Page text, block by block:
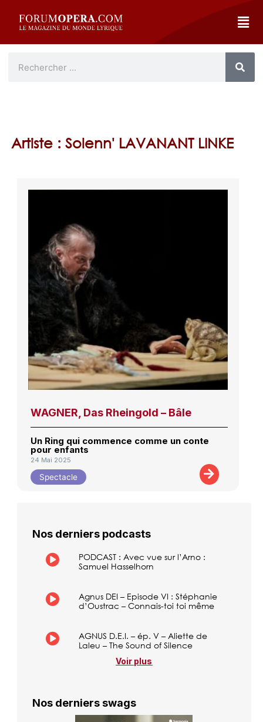
Artiste : Solenn' LAVANANT LINKE
WAGNER, Das Rheingold – Bâle
Un Ring qui commence comme un conte
pour enfants
24 Mai 2025
Spectacle
Nos derniers podcasts
PODCAST : Avec vue sur l’Arno :
Samuel Hasselhorn
Agnus DEI – Episode VI : Stéphanie
d’Oustrac – Connais-toi toi même
AGNUS D.E.I. – ép. V – Aliette de
Laleu – The Sound of Silence
Voir plus
Nos derniers swags